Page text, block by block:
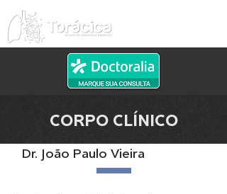
CORPO CLÍNICO
Dr. João Paulo Vieira